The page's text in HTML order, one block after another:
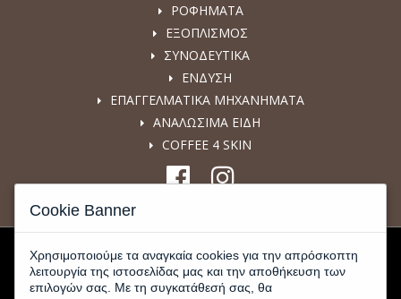
ΡΟΦΗΜΑΤΑ
ΕΞΟΠΛΙΣΜΟΣ
ΣΥΝΟΔΕΥΤΙΚΑ
ΕΝΔΥΣΗ
ΕΠΑΓΓΕΛΜΑΤΙΚΑ ΜΗΧΑΝΗΜΑΤΑ
ΑΝΑΛΩΣΙΜΑ ΕΙΔΗ
COFFEE 4 SKIN
Cookie Banner
Χρησιμοποιούμε τα αναγκαία cookies για την απρόσκοπτη
λειτουργία της ιστοσελίδας μας και την αποθήκευση των
επιλογών σας. Με τη συγκατάθεσή σας, θα